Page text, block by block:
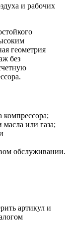
и рабочих
геометрия
без
компрессора;
масла или газа;
обслуживании.
артикул и